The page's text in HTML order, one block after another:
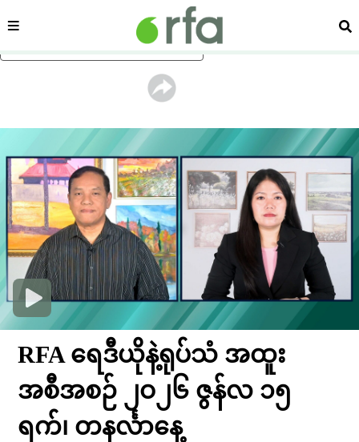
ပင်မအကြောင်းအရာသို့ ကျော်ရန်
ကဏ္ဍ ရှာ
RFA ရေဒီယိုနဲ့ရုပ်သံ အထူး
အစီအစဉ် ၂ဝ၂၆ ဇွန်လ ၁၅
ရက်၊ တနင်္လာနေ့